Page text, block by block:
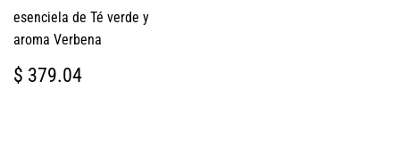
esenciela de Té verde y
aroma Verbena
PRECIO
HABITUAL
$ 379.04